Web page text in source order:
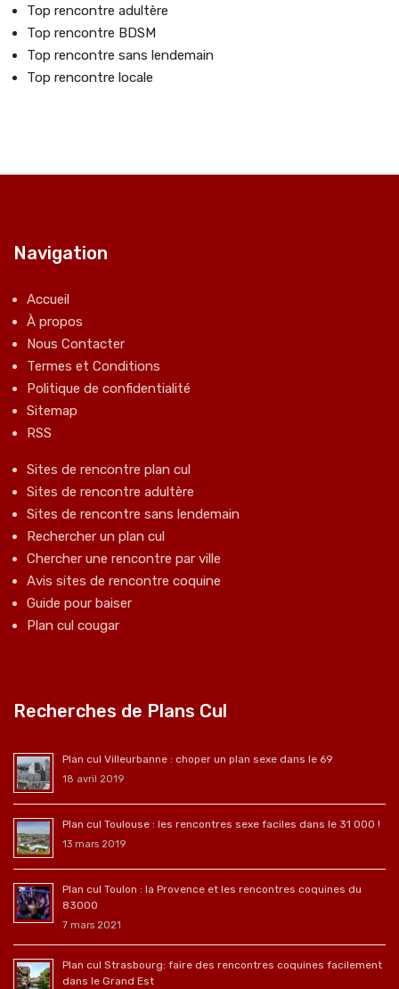
Top rencontre adultère
Top rencontre BDSM
Top rencontre sans lendemain
Top rencontre locale
Navigation
Accueil
À propos
Nous Contacter
Termes et Conditions
Politique de confidentialité
Sitemap
RSS
Sites de rencontre plan cul
Sites de rencontre adultère
Sites de rencontre sans lendemain
Rechercher un plan cul
Chercher une rencontre par ville
Avis sites de rencontre coquine
Guide pour baiser
Plan cul cougar
Recherches de Plans Cul
Plan cul Villeurbanne : choper un plan sexe dans le 69
18 avril 2019
Plan cul Toulouse : les rencontres sexe faciles dans le 31 000 !
13 mars 2019
Plan cul Toulon : la Provence et les rencontres coquines du
83000
7 mars 2021
Plan cul Strasbourg: faire des rencontres coquines facilement
dans le Grand Est